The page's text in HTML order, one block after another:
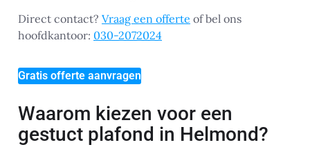
Direct contact? Vraag een offerte of bel ons
hoofdkantoor: 030-2072024
Gratis offerte aanvragen
Waarom kiezen voor een
gestuct plafond in Helmond?